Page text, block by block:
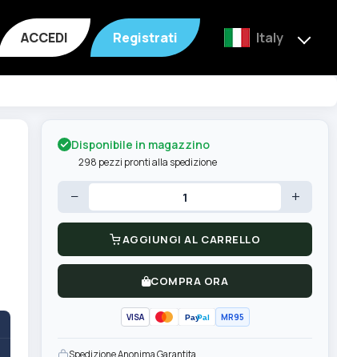
ACCEDI Registrati Italy
Disponibile in magazzino
298 pezzi pronti alla spedizione
− +
AGGIUNGI AL CARRELLO
COMPRA ORA
VISA PayPal MR95
Spedizione Anonima Garantita